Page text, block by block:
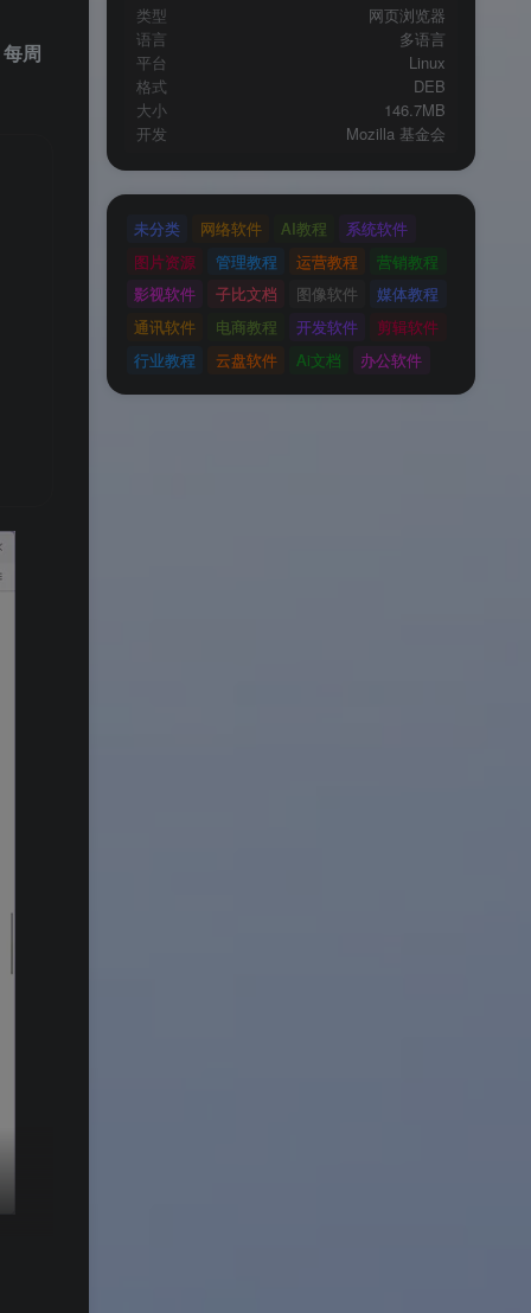
每周
类型
网页浏览器
语言
多语言
平台
Linux
格式
DEB
大小
146.7MB
开发
Mozilla 基金会
未分类 网络软件 AI教程
系统软件
图片资源
管理教程 运营教程
营销教程
影视软件
子比文档 图像软件
媒体教程
通讯软件
电商教程 开发软件
剪辑软件
行业教程
云盘软件 Ai文档 办公软件